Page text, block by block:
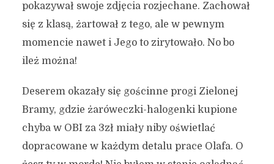
pokazywał swoje zdjęcia rozjechane. Zachował
się z klasą, żartował z tego, ale w pewnym
momencie nawet i Jego to zirytowało. No bo
ileż można!
Deserem okazały się gościnne progi Zielonej
Bramy, gdzie żaróweczki-halogenki kupione
chyba w OBI za 3zł miały niby oświetlać
dopracowane w każdym detalu prace Olafa. O